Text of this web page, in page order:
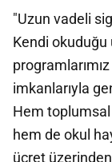
"Uzun vadeli
Kendi
imkanlarıyla
Hem toplumsal
hem de okul
ücret